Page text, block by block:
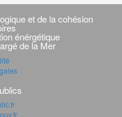
et de la cohésion
énérgétique
de la Mer